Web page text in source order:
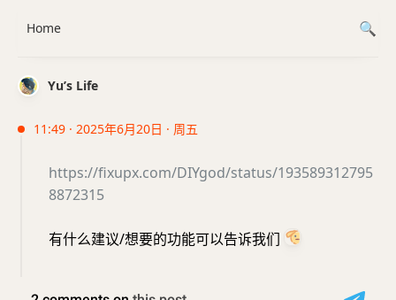
Yu’s Life
11:49 · 2025年6月20日 · 周五
https://fixupx.com/DIYgod/status/193589312795
8872315
有什么建议/想要的功能可以告诉我们
Home